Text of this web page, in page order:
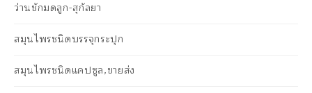
ว่านชักมดลูก-สุกัลยา
สมุนไพรชนิดบรรจุกระปุก
สมุนไพรชนิดแคปซูล,ขายส่ง